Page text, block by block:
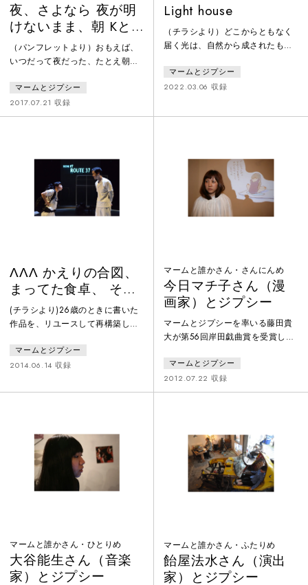
夜、さよなら 夜が明
けないまま、朝 Kと
真夜中のほとりで
（パンフレットより）おもえば、
いつだって夜だった、たとえ朝が
がそうさせているだけであって、
夜であることに変わりはなかっ
た。たまに笑ったのだとしても、
表情を失くすのだった。さいき
ん、ますます夜は暗闇を増すばか
り、どうしたらこの暗闇から抜け
ることができるだろうか、なんて
かんがえるだけ無駄かもしれな
マームとジプシー
2017.07.21 収録
Light house
（チラシより）どこからともなく
届く光は、自然から成されたもの
かの誰かが、誰かへ向けて発した
光だった。ある人は、その光を見
の光自体を無いことにしようとし
かな瞬きを感じた。光が在るとい
うことは、その傍には誰かがいる
はず。光の合図は確実にここまで
届いている。
マームとジプシー
2022.03.06 収録
ΛΛΛ かえりの合図、
まってた食卓、 そ
こ、きっと—————
(チラシより)26歳のときに書いた
作品を、リユースして再構築して
るまではいろいろあった。マーム
とジプシーのこの三年間は、自分
意味、否定していく作業でもあっ
ていく、規模。どんどんと速くな
っていく、スピード。取り巻くぜ
んぶのことにアプローチしていく
ときに振り返ってはいけなかっ
た。振り
マームとジプシー
2014.06.14 収録
マームと誰かさん・さんにんめ
今日マチ子さん（漫
画家）とジプシー
マームとジプシーを率いる藤田貴
大が第56回岸田戯曲賞を受賞した
シリーズ「マームと誰かさん」を
企画し、小さなギャラリーにて作
品を発表。このシリーズはその後
家・今日マチ子さんとのコラボレ
ーション。
マームとジプシー
2012.07.22 収録
マームと誰かさん・ひとりめ
大谷能生さん（音楽
家）とジプシー
マームと誰かさん・ふたりめ
飴屋法水さん（演出
家）とジプシー